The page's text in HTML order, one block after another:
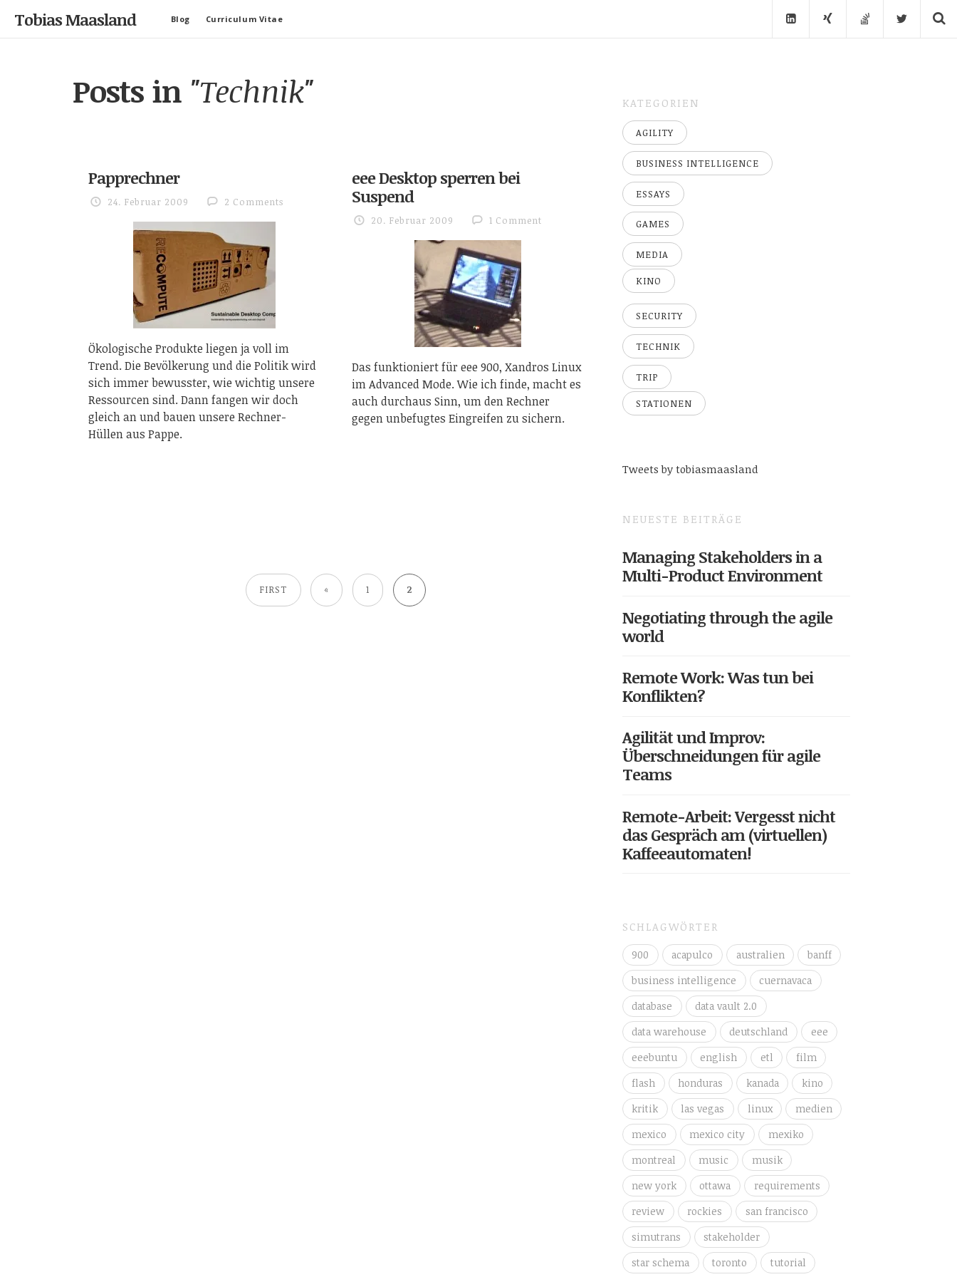
Tobias Maasland Blog Curriculum Vitae
Posts in "Technik"
Papprechner
24. Februar 2009 2 Comments
Ökologische Produkte liegen ja voll im
Trend. Die Bevölkerung und die Politik wird
sich immer bewusster, wie wichtig unsere
Ressourcen sind. Dann fangen wir doch
gleich an und bauen unsere Rechner-
Hüllen aus Pappe.
eee Desktop sperren bei
Suspend
20. Februar 2009 1 Comment
Das funktioniert für eee 900, Xandros Linux
im Advanced Mode. Wie ich finde, macht es
auch durchaus Sinn, um den Rechner
gegen unbefugtes Eingreifen zu sichern.
FIRST « 1 2
KATEGORIEN
AGILITY
BUSINESS INTELLIGENCE
ESSAYS
GAMES
MEDIA
KINO
SECURITY
TECHNIK
TRIP
STATIONEN
Tweets by tobiasmaasland
NEUESTE BEITRÄGE
Managing Stakeholders in a
Multi-Product Environment
Negotiating through the agile
world
Remote Work: Was tun bei
Konflikten?
Agilität und Improv:
Überschneidungen für agile
Teams
Remote-Arbeit: Vergesst nicht
das Gespräch am (virtuellen)
Kaffeeautomaten!
SCHLAGWÖRTER
900 acapulco australien
banff
business intelligence
cuernavaca
database
data vault 2.0
data warehouse
deutschland
eee
eeebuntu
english etl
film
flash
honduras kanada
kino
kritik
las vegas linux
medien
mexico
mexico city
mexiko
montreal
music
musik
new york
ottawa
requirements
review
rockies
san francisco
simutrans
stakeholder
star schema
toronto tutorial